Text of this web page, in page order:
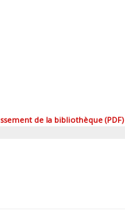
de la bibliothèque (PDF)